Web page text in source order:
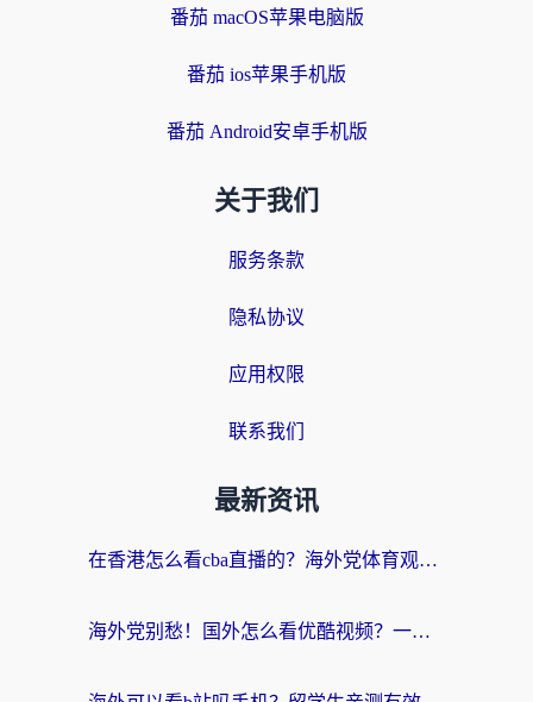
番茄 macOS苹果电脑版
番茄 ios苹果手机版
番茄 Android安卓手机版
关于我们
服务条款
隐私协议
应用权限
联系我们
最新资讯
在香港怎么看cba直播的？海外党体育观赛终极指南：告别版权限制，畅享中文解说
海外党别愁！国外怎么看优酷视频？一招解决追剧、看直播难题